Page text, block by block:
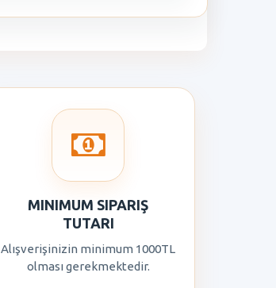
MINIMUM SIPARIŞ
TUTARI
Alışverişinizin minimum 1000TL
olması gerekmektedir.